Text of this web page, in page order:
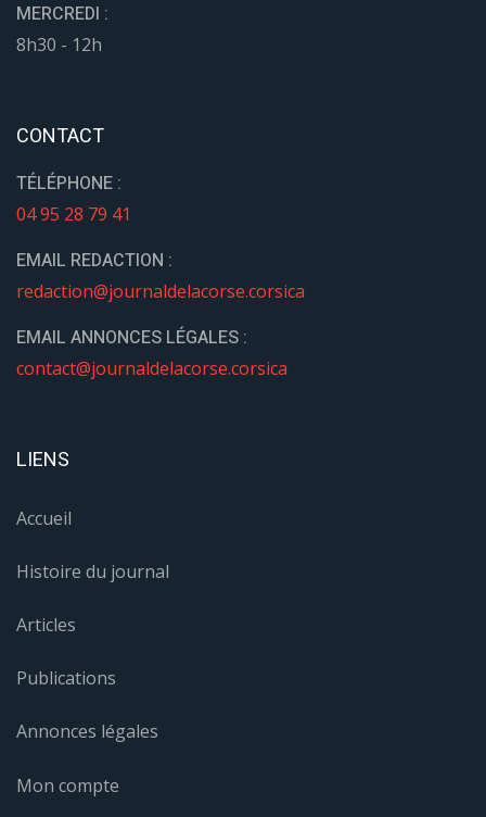
MERCREDI :
8h30 - 12h
CONTACT
TÉLÉPHONE :
04 95 28 79 41
EMAIL REDACTION :
redaction@journaldelacorse.corsica
EMAIL ANNONCES LÉGALES :
contact@journaldelacorse.corsica
LIENS
Accueil
Histoire du journal
Articles
Publications
Annonces légales
Mon compte